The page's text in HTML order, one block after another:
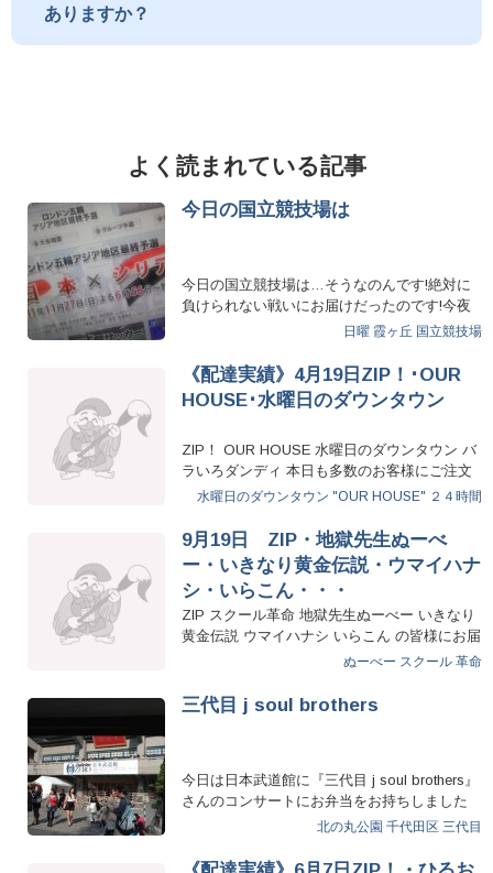
ありますか？
よく読まれている記事
今日の国立競技場は
今日の国立競技場は…そうなのんです!絶対に
負けられない戦いにお届けだったのです!今夜
日曜 霞ヶ丘 国立競技場
《配達実績》4月19日ZIP！･OUR
HOUSE･水曜日のダウンタウン
ZIP！ OUR HOUSE 水曜日のダウンタウン バ
ラいろダンディ 本日も多数のお客様にご注文
いただきました…
水曜日のダウンタウン "OUR HOUSE" ２４時間
9月19日 ZIP・地獄先生ぬーべ
ー・いきなり黄金伝説・ウマイハナ
シ・いらこん・・・
ZIP スクール革命 地獄先生ぬーべー いきなり
黄金伝説 ウマイハナシ いらこん の皆様にお届
ぬーべー スクール 革命
三代目 j soul brothers
今日は日本武道館に『三代目 j soul brothers』
さんのコンサートにお弁当をお持ちしました
北の丸公園 千代田区 三代目